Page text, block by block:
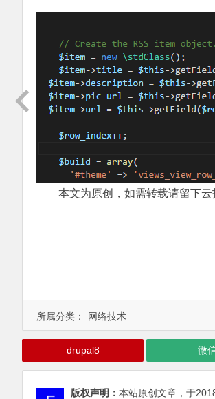
所属分类： 网络技术
本文为原创，如需转载请留下云
drupal8 微
版权声明： 本站原创文章，于